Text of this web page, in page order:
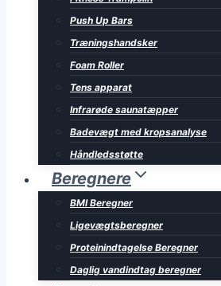
Push Up Bars
Træningshandsker
Foam Roller
Tens apparat
Infrarøde saunatæpper
Badevægt med kropsanalyse
Håndledsstøtte
Beregnere
BMI Beregner
Ligevægtsberegner
Proteinindtagelse Beregner
Daglig vandindtag beregner